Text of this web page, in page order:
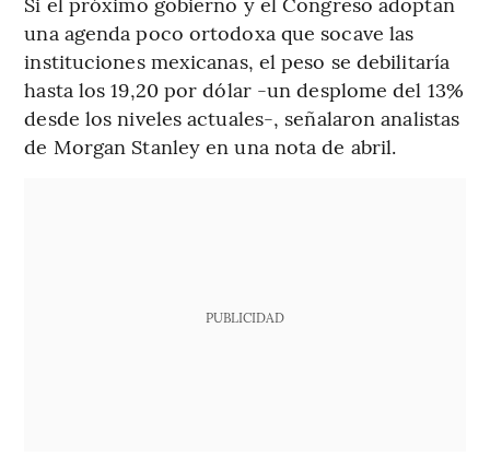
una agenda poco ortodoxa que socave las
instituciones mexicanas, el peso se debilitaría
hasta los 19,20 por dólar -un desplome del 13%
desde los niveles actuales-, señalaron analistas
de Morgan Stanley en una nota de abril.
PUBLICIDAD